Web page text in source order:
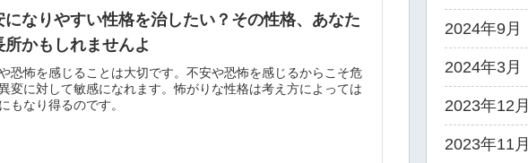
になりやすい性格を治したい？その性格、あなた
所かもしれませんよ
恐怖を感じることは大切です。不安や恐怖を感じるからこそ危
変に対して敏感になれます。怖がりな性格は考え方によっては
もなり得るのです。
2024年9月
2024年3月
2023年12月
2023年11月